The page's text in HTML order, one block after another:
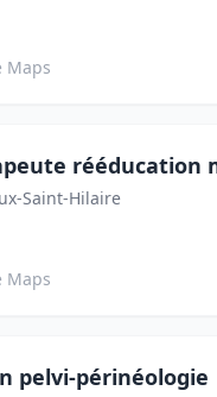
Maps
rééducation
Saint-Hilaire
Maps
pelvi-périnéologie